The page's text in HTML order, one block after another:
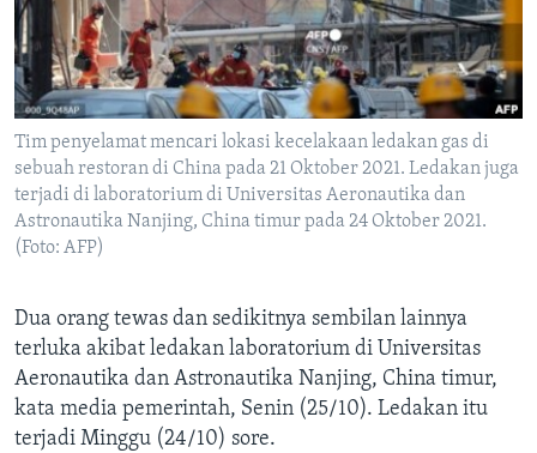
Tim penyelamat mencari lokasi kecelakaan ledakan gas di
sebuah restoran di China pada 21 Oktober 2021. Ledakan juga
terjadi di laboratorium di Universitas Aeronautika dan
Astronautika Nanjing, China timur pada 24 Oktober 2021.
(Foto: AFP)
Dua orang tewas dan sedikitnya sembilan lainnya
terluka akibat ledakan laboratorium di Universitas
Aeronautika dan Astronautika Nanjing, China timur,
kata media pemerintah, Senin (25/10). Ledakan itu
terjadi Minggu (24/10) sore.